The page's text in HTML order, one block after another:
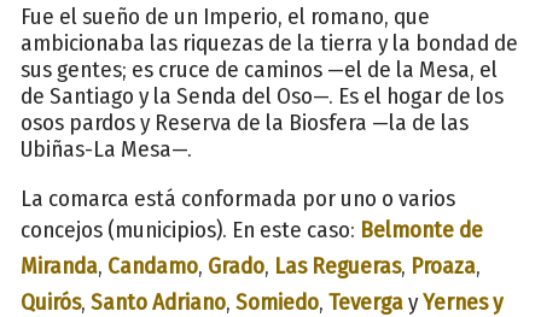
Fue el sueño de un Imperio, el romano, que
ambicionaba las riquezas de la tierra y la bondad de
sus gentes; es cruce de caminos —el de la Mesa, el
de Santiago y la Senda del Oso—. Es el hogar de los
osos pardos y Reserva de la Biosfera —la de las
Ubiñas-La Mesa—.
La comarca está conformada por uno o varios
concejos (municipios). En este caso: Belmonte de
Miranda, Candamo, Grado, Las Regueras, Proaza,
Quirós, Santo Adriano, Somiedo, TevergayYernes y